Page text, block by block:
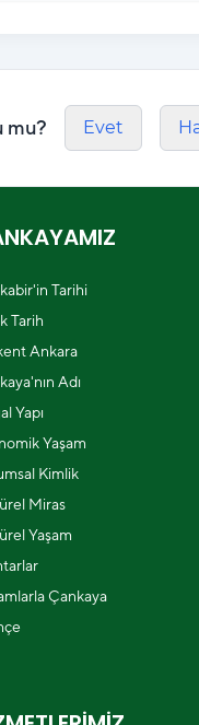
mu? Evet
Tarihi
Tarih
Ankara
Adı
Yapı
Yaşam
Kimlik
Miras
Yaşam
Çankaya